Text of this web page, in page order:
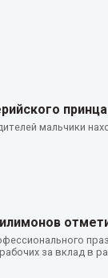
мальчики
за вклад в